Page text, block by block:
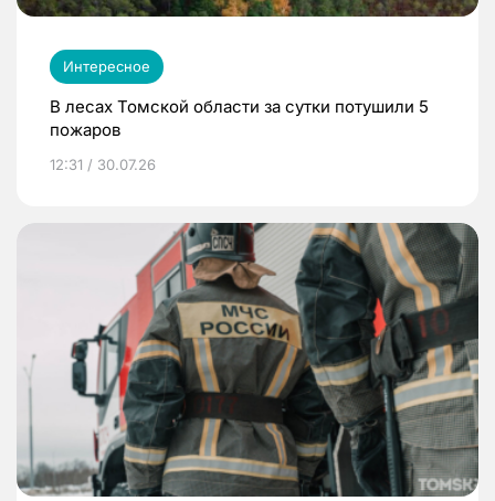
Интересное
В лесах Томской области за сутки потушили 5
пожаров
12:31 / 30.07.26